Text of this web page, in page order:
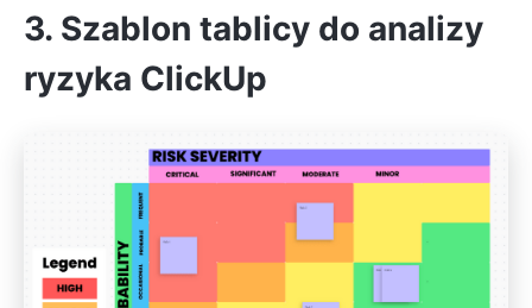
3. Szablon tablicy do analizy
ryzyka ClickUp